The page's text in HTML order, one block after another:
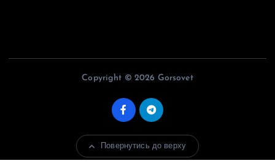
Copyright © 2026 Gorsovet
Повернутись до верху